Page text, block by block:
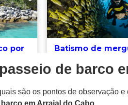
de barco
são os pontos de observação
em Arraial do Cabo